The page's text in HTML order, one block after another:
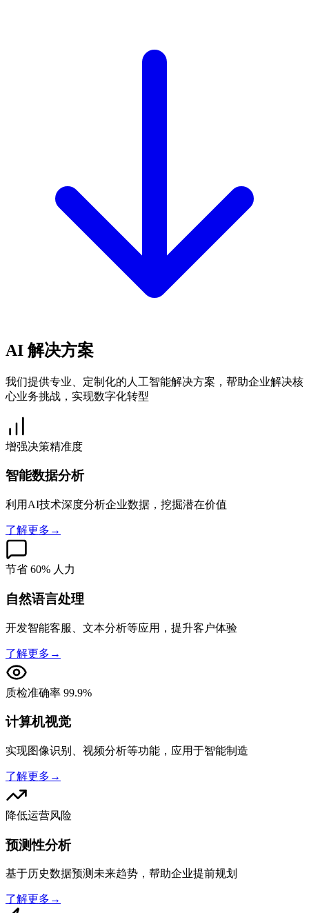
AI 解决方案
我们提供专业、定制化的人工智能解决方案，帮助企业解决核
心业务挑战，实现数字化转型
增强决策精准度
智能数据分析
利用AI技术深度分析企业数据，挖掘潜在价值
了解更多 →
节省 60% 人力
自然语言处理
开发智能客服、文本分析等应用，提升客户体验
了解更多 →
质检准确率 99.9%
计算机视觉
实现图像识别、视频分析等功能，应用于智能制造
了解更多 →
降低运营风险
预测性分析
基于历史数据预测未来趋势，帮助企业提前规划
了解更多 →